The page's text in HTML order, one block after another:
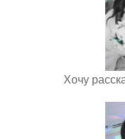
Хочу